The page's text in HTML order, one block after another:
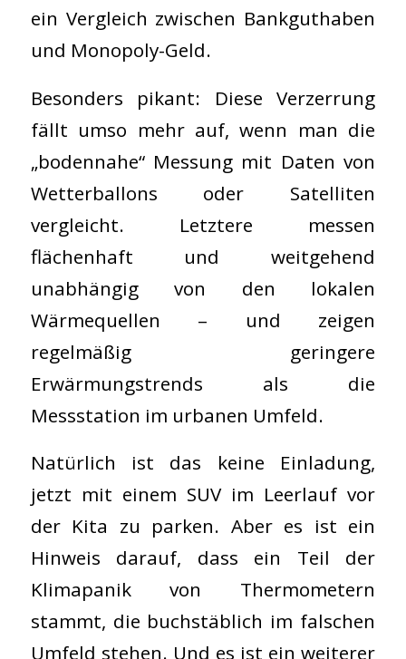
ein Vergleich zwischen Bankguthaben
und Monopoly-Geld.
Besonders pikant: Diese Verzerrung
fällt umso mehr auf, wenn man die
„bodennahe“ Messung mit Daten von
Wetterballons oder Satelliten
vergleicht. Letztere messen
flächenhaft und weitgehend
unabhängig von den lokalen
Wärmequellen – und zeigen
regelmäßig geringere
Erwärmungstrends als die
Messstation im urbanen Umfeld.
Natürlich ist das keine Einladung,
jetzt mit einem SUV im Leerlauf vor
der Kita zu parken. Aber es ist ein
Hinweis darauf, dass ein Teil der
Klimapanik von Thermometern
stammt, die buchstäblich im falschen
Umfeld stehen. Und es ist ein weiterer